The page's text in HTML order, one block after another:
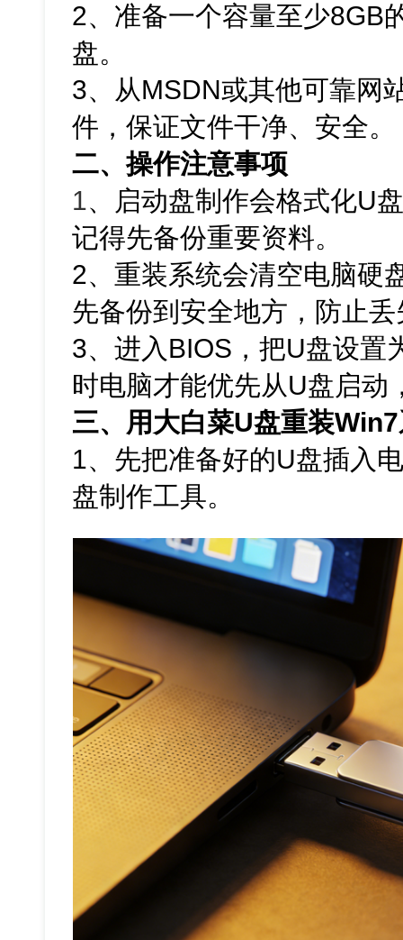
2、准备一个容量至少8GB
盘。
3、从MSDN或其他可靠网
件，保证文件干净、安全。
二、操作注意事项
1、
启动盘制作会格式化U
记得先备份重要资料。
2、重装系统会清空电脑硬
先备份到安全地方，防止丢
3、进入BIOS，把U盘设置
时电脑才能优先从U盘启动
三、用大白菜U盘重装
1、先把准备好的U盘插入
盘制作工具。